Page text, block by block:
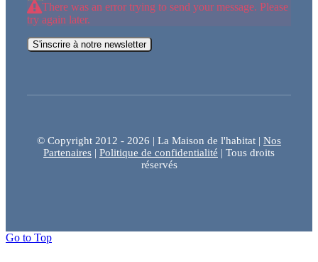
There was an error trying to send your message. Please
try again later.
S'inscrire à notre newsletter
© Copyright 2012 - 2026 | La Maison de l'habitat | Nos
Partenaires | Politique de confidentialité | Tous droits
réservés
Go to Top